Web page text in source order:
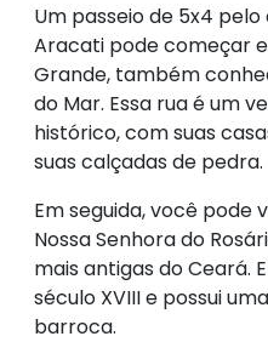
Um passeio de 5x4
Aracati pode começar
Grande, também
do Mar. Essa rua é um
histórico, com suas
suas calçadas de pedra.
Em seguida, você pode
Nossa Senhora do
mais antigas do Ceará.
século XVIII e possui
barroca.